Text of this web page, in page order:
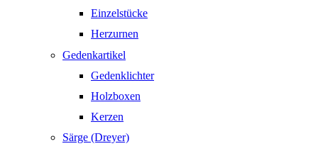
Einzelstücke
Herzurnen
Gedenkartikel
Gedenklichter
Holzboxen
Kerzen
Särge (Dreyer)